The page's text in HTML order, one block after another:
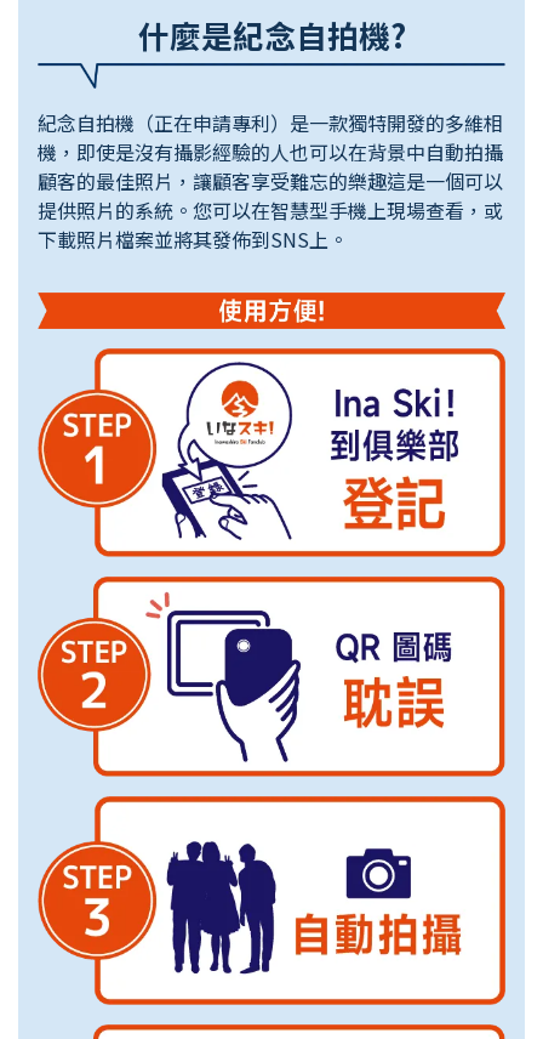
什麼是紀念自拍機?
紀念自拍機（正在申請專利）是一款獨特開發的多維相
機，即使是沒有攝影經驗的人也可以在背景中自動拍攝
顧客的最佳照片，讓顧客享受難忘的樂趣這是一個可以
提供照片的系統。您可以在智慧型手機上現場查看，或
下載照片檔案並將其發佈到SNS上。